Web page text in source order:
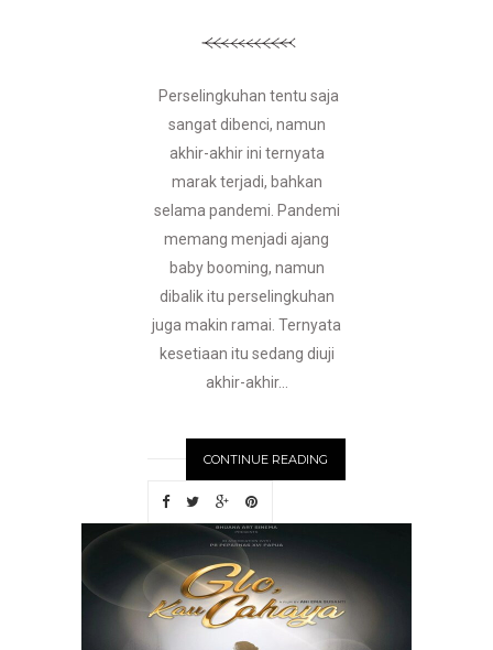
Perselingkuhan tentu saja
sangat dibenci, namun
akhir-akhir ini ternyata
marak terjadi, bahkan
selama pandemi. Pandemi
memang menjadi ajang
baby booming, namun
dibalik itu perselingkuhan
juga makin ramai. Ternyata
kesetiaan itu sedang diuji
akhir-akhir...
CONTINUE READING